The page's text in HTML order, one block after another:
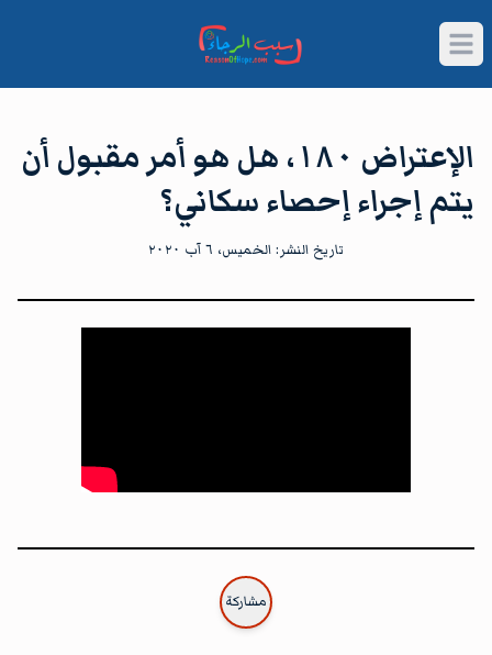
Open main menu
الإعتراض ١٨٠، هل هو أمر مقبول أن
يتم إجراء إحصاء سكاني؟
تاريخ النشر: الخميس، ٦ آب ٢٠٢٠
مشاركة